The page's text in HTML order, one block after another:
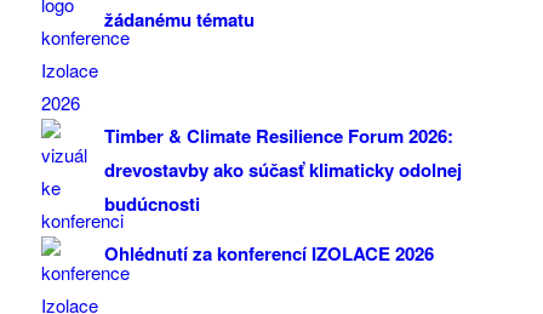
žádanému tématu
Timber & Climate Resilience Forum 2026:
drevostavby ako súčasť klimaticky odolnej
budúcnosti
Ohlédnutí za konferencí IZOLACE 2026